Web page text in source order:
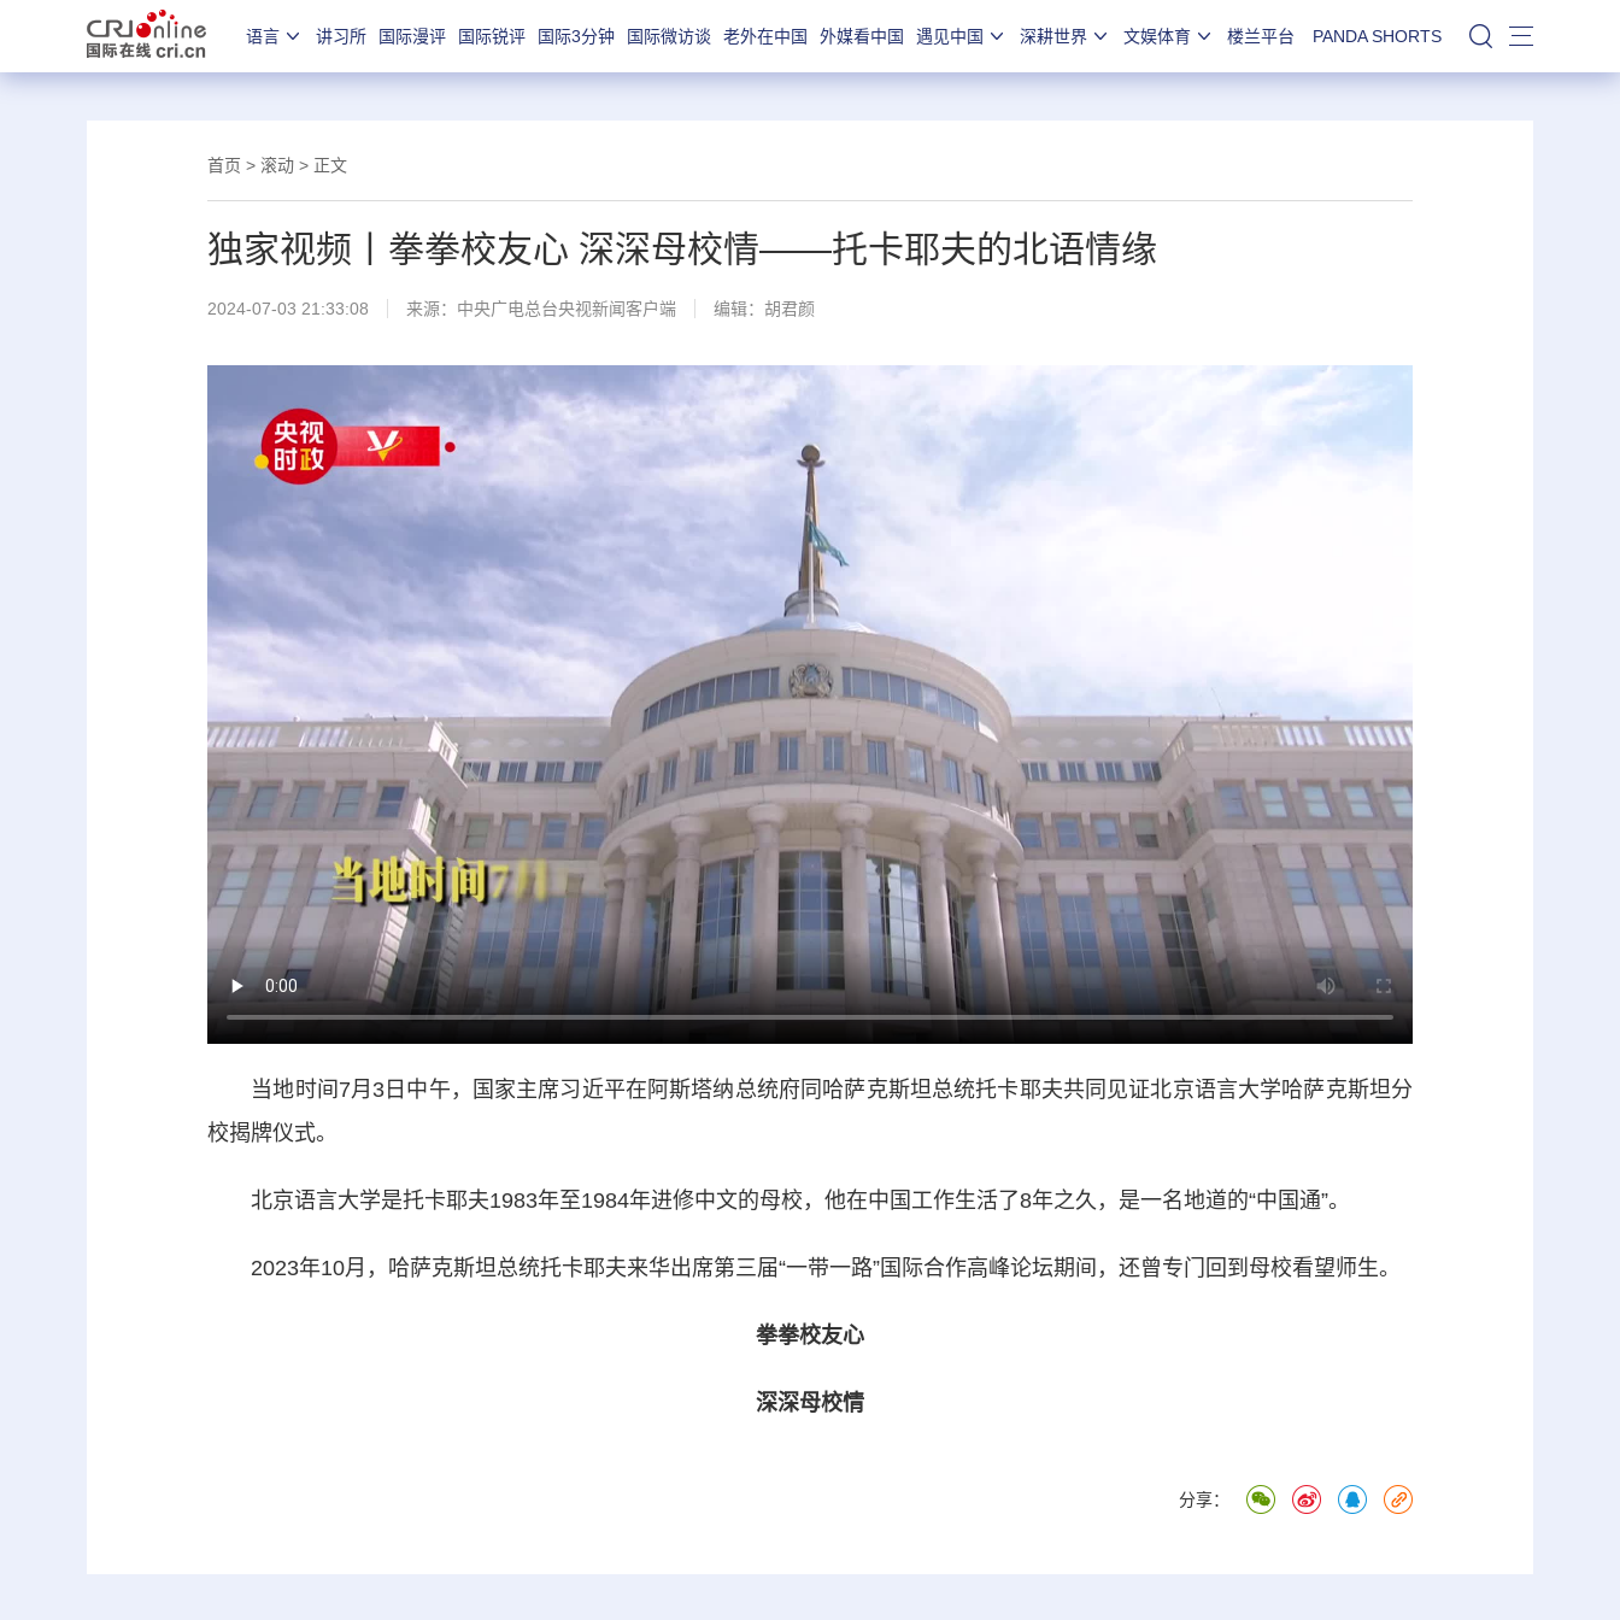
语言 讲习所 国际漫评 国际锐评 国际3分钟 国际微访谈 老外在中国 外媒看中国 遇见中国 深耕世界 文娱体育 楼兰平台 PANDA SHORTS 站内搜索
首页 > 滚动 > 正文
独家视频丨拳拳校友心 深深母校情——托卡耶夫的北语情缘
2024-07-03 21:33:08 来源： 中央广电总台央视新闻客户端 编辑：胡君颜
当地时间7月3日中午，国家主席习近平在阿斯塔纳总统府同哈萨克斯坦总统托卡耶夫共同见证北京语言大学哈萨克斯坦分
校揭牌仪式。
北京语言大学是托卡耶夫1983年至1984年进修中文的母校，他在中国工作生活了8年之久，是一名地道的“中国通”。
2023年10月，哈萨克斯坦总统托卡耶夫来华出席第三届“一带一路”国际合作高峰论坛期间，还曾专门回到母校看望师生。
拳拳校友心
深深母校情
分享：